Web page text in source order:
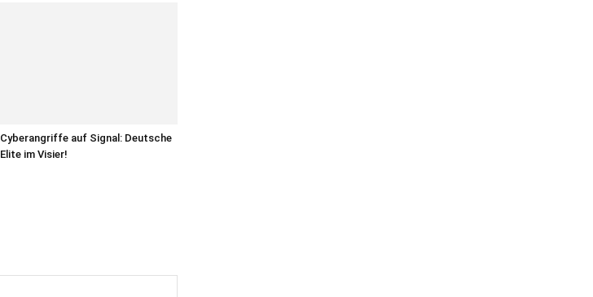
Cyberangriffe auf Signal: Deutsche
Elite im Visier!